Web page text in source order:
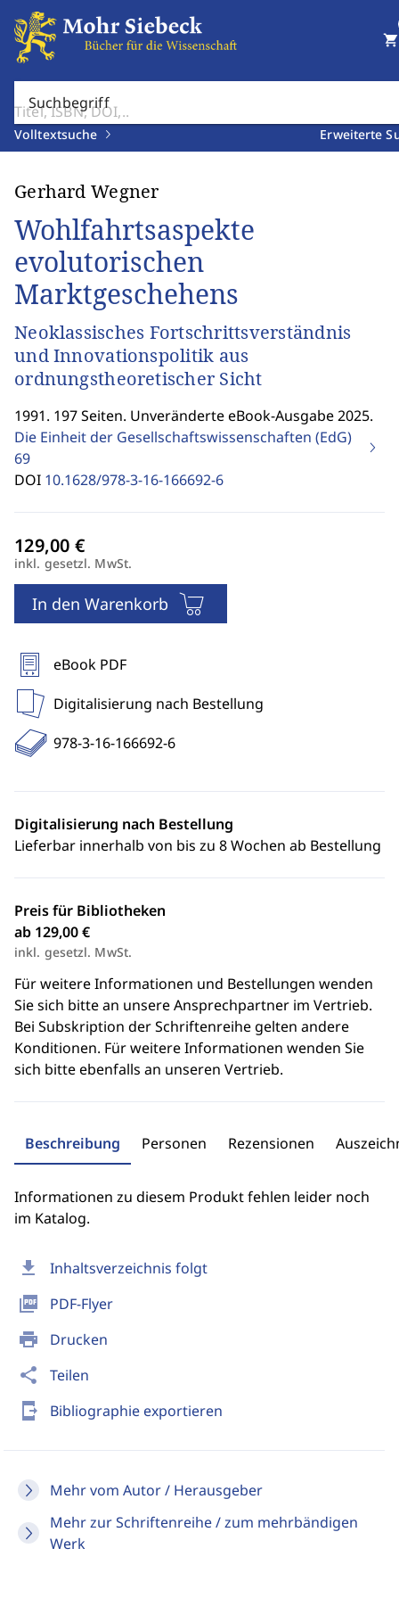
Suchbegriff
Volltextsuche Erweiterte
shopping_cart
download Inhaltsverzeichnis folgt
picture_as_pdf PDF-Flyer
print Drucken
share Teilen
send_to_mobile Bibliographie exportieren
Mehr vom Autor / Herausgeber
Mehr zur Schriftenreihe / zum mehrbändigen
Werk
Gerhard Wegner
Wohlfahrtsaspekte
evolutorischen
Marktgeschehens
Neoklassisches Fortschrittsverständnis
und Innovationspolitik aus
ordnungstheoretischer Sicht
1991. 197 Seiten. Unveränderte eBook-Ausgabe 2025.
Die Einheit der Gesellschaftswissenschaften (EdG)
69
DOI 10.1628/978-3-16-166692-6
inkl. gesetzl. MwSt.
In den Warenkorb
eBook PDF
Digitalisierung nach Bestellung
978-3-16-166692-6
Digitalisierung nach Bestellung
Lieferbar innerhalb von bis zu 8 Wochen ab Bestellung
Preis für Bibliotheken
ab 129,00 €
inkl. gesetzl. MwSt.
Für weitere Informationen und Bestellungen wenden
Sie sich bitte an unsere Ansprechpartner im Vertrieb.
Bei Subskription der Schriftenreihe gelten andere
Konditionen. Für weitere Informationen wenden Sie
sich bitte ebenfalls an unseren Vertrieb.
Beschreibung Personen Rezensionen
Informationen zu diesem Produkt fehlen leider noch
im Katalog.